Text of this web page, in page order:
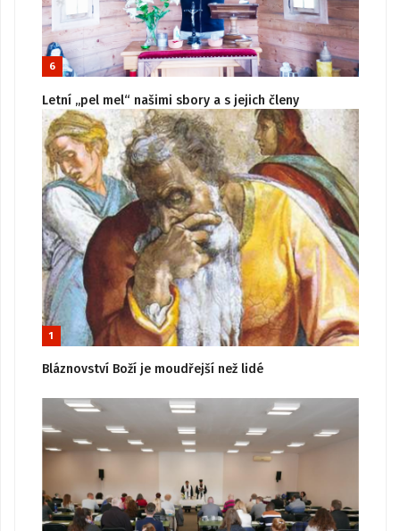
6
Letní „pel mel“ našimi sbory a s jejich členy
1
Bláznovství Boží je moudřejší než lidé